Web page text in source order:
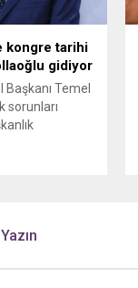
kongre tarihi
gidiyor
Temel
sorunları
açıklamıştı.